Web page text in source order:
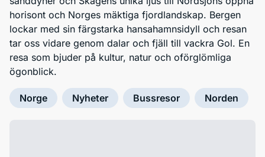
horisont och Norges mäktiga fjordlandskap. Bergen
lockar med sin färgstarka hansahamnsidyll och resan
tar oss vidare genom dalar och fjäll till vackra Gol. En
resa som bjuder på kultur, natur och oförglömliga
ögonblick.
Norge Nyheter Bussresor Norden